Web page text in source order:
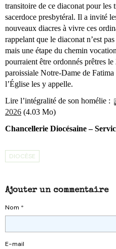
transitoire de ce diaconat pour les
sacerdoce presbytéral. Il a invité
nouveaux diacres à vivre ces
rappelant que le diaconat n’est
mais une étape du chemin
pourraient être ordonnés prêtres
paroissiale Notre-Dame de
l’Église les y appelle.
Lire l’intégralité de son homélie :
2026 (4.03 Mo)
Chancellerie Diocésaine –
DIOCÈSE
Ajouter un commentaire
Nom
E-mail